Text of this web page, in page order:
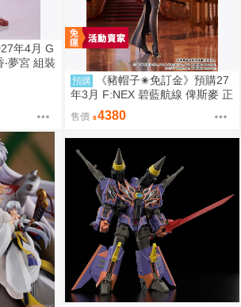
年4月 G
‧夢宮 組裝
預購
《豬帽子✬免訂金》預購27
年3月 F:NEX 碧藍航線 俾斯麥 正
裝Ver 1/7 0913
售價 4380